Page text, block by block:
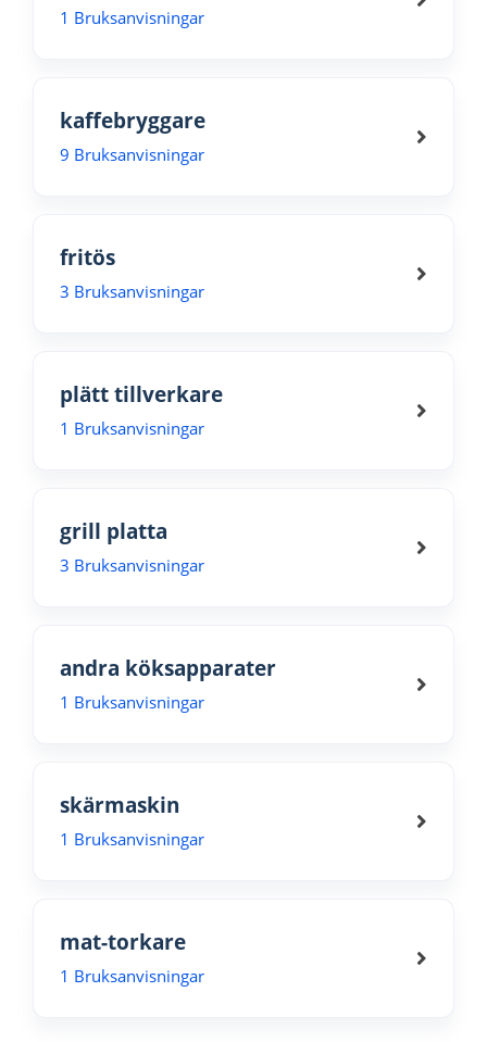
1 Bruksanvisningar
kaffebryggare
9 Bruksanvisningar
fritös
3 Bruksanvisningar
plätt tillverkare
1 Bruksanvisningar
grill platta
3 Bruksanvisningar
andra köksapparater
1 Bruksanvisningar
skärmaskin
1 Bruksanvisningar
mat-torkare
1 Bruksanvisningar